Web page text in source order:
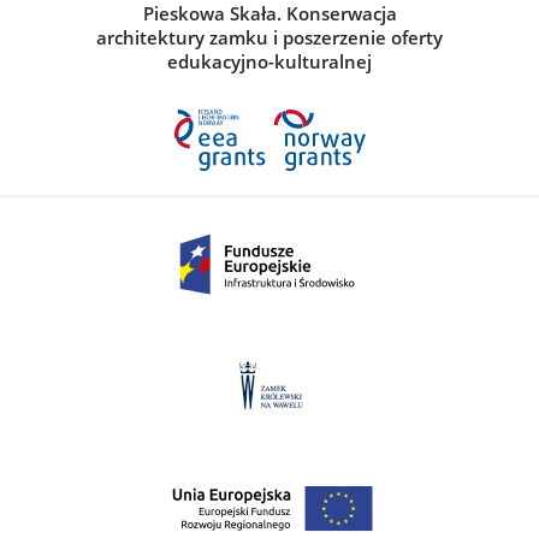
Pieskowa Skała. Konserwacja
architektury zamku i poszerzenie oferty
edukacyjno-kulturalnej